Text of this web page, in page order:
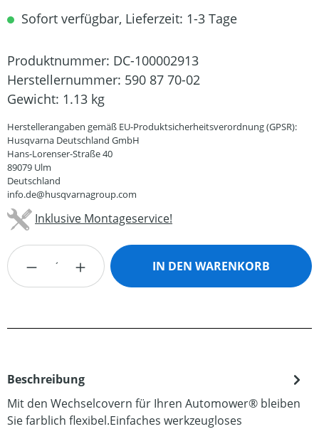
Sofort verfügbar, Lieferzeit: 1-3 Tage
Produktnummer: DC-100002913
Herstellernummer: 590 87 70-02
Gewicht: 1.13 kg
Herstellerangaben gemäß EU-Produktsicherheitsverordnung (GPSR):
Husqvarna Deutschland GmbH
Hans-Lorenser-Straße 40
89079 Ulm
Deutschland
info.de@husqvarnagroup.com
Inklusive Montageservice!
Produkt Anzahl: Gib den gewünschten
IN DEN WARENKORB
Beschreibung
Mit den Wechselcovern für Ihren Automower® bleiben
Sie farblich flexibel.Einfaches werkzeugloses